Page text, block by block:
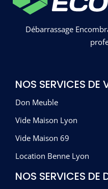
Débarrassage
NOS SERVICES DE
Don Meuble
Vide Maison Lyon
Vide Maison 69
Location Benne Lyon
NOS SERVICES DE